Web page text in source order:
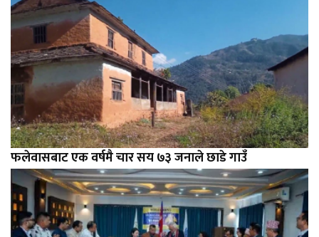
फलेवासबाट एक वर्षमै चार सय ७३ जनाले छाडे गाउँ